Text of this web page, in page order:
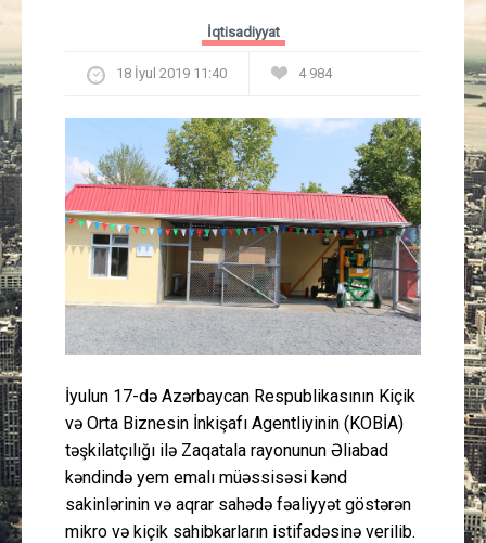
Güney Azərbaycan
Mədəniyyət
Müsahibə
İdman
Layihə
Gündəm
Cəmiyyət
Peşə etikası
İqtisadiyyat
18 İyul 2019 11:40 4 984
İyulun 17-də Azərbaycan Respublikasının Kiçik
və Orta Biznesin İnkişafı Agentliyinin (KOBİA)
təşkilatçılığı ilə Zaqatala rayonunun Əliabad
kəndində yem emalı müəssisəsi kənd
sakinlərinin və aqrar sahədə fəaliyyət göstərən
mikro və kiçik sahibkarların istifadəsinə verilib.